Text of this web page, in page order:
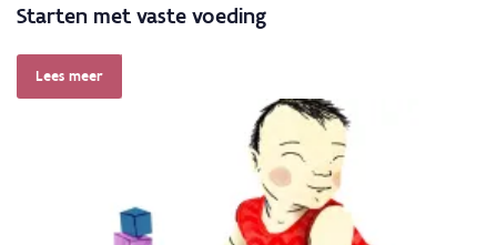
Starten met vaste voeding
Lees meer